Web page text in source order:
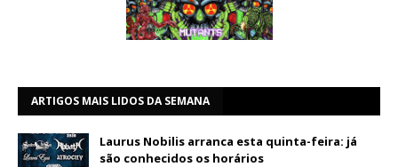
ARTIGOS MAIS LIDOS DA SEMANA
Laurus Nobilis arranca esta quinta-feira: já
são conhecidos os horários